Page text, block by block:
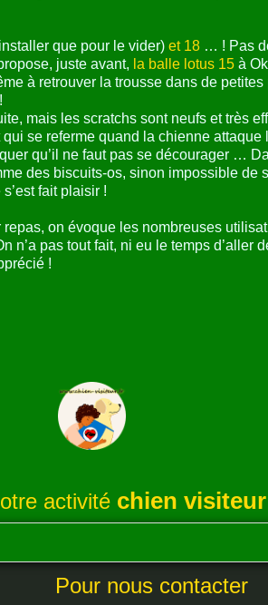
que pour le vider) et 18 … ! Pas
juste avant, la balle lotus 15 à
à retrouver la trousse dans de
mais les scratchs sont neufs et très
se referme quand la chienne
qu’il ne faut pas se décourager …
des biscuits-os, sinon impossible
fait plaisir !
on évoque les nombreuses
pas tout fait, ni eu le temps d’aller
!
activité chien visiteur
Pour nous contacter